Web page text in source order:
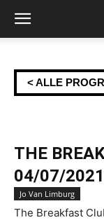
< ALLE
THE
04/07/2021
Jo Van Limburg
The Breakfast